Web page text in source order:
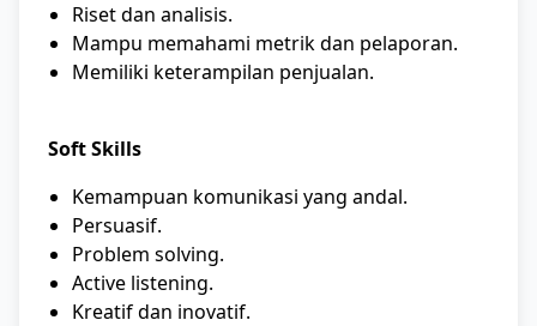
Riset dan analisis.
Mampu memahami metrik dan pelaporan.
Memiliki keterampilan penjualan.
Soft Skills
Kemampuan komunikasi yang andal.
Persuasif.
Problem solving.
Active listening.
Kreatif dan inovatif.